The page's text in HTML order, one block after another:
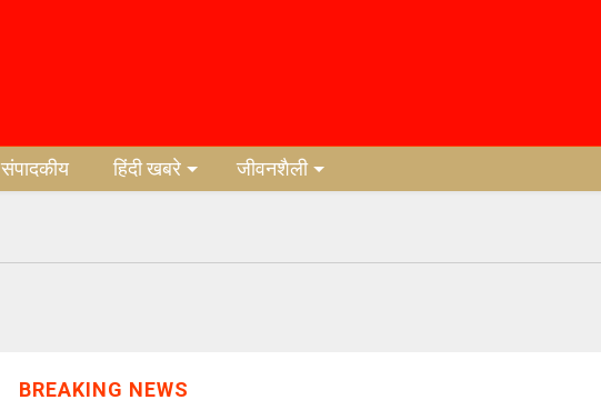
संपादकीय हिंदी खबरे जीवनशैली
BREAKING NEWS